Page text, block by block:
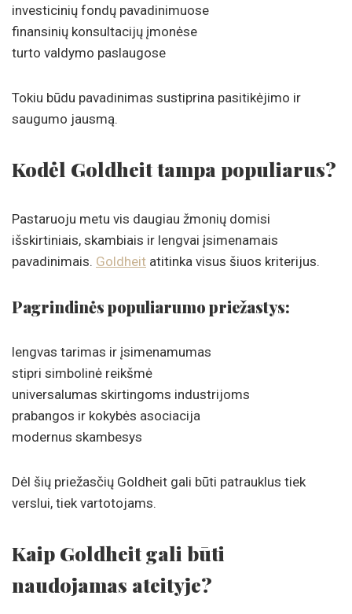
investicinių fondų pavadinimuose
finansinių konsultacijų įmonėse
turto valdymo paslaugose
Tokiu būdu pavadinimas sustiprina pasitikėjimo ir
saugumo jausmą.
Kodėl Goldheit tampa populiarus?
Pastaruoju metu vis daugiau žmonių domisi
išskirtiniais, skambiais ir lengvai įsimenamais
pavadinimais. Goldheit atitinka visus šiuos kriterijus.
Pagrindinės populiarumo priežastys:
lengvas tarimas ir įsimenamumas
stipri simbolinė reikšmė
universalumas skirtingoms industrijoms
prabangos ir kokybės asociacija
modernus skambesys
Dėl šių priežasčių Goldheit gali būti patrauklus tiek
verslui, tiek vartotojams.
Kaip Goldheit gali būti
naudojamas ateityje?